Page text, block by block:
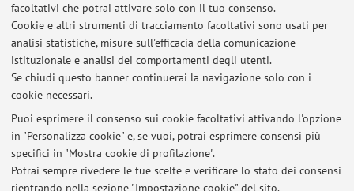
facoltativi che potrai attivare solo con il tuo consenso.
Cookie e altri strumenti di tracciamento facoltativi sono usati per
analisi statistiche, misure sull'efficacia della comunicazione
istituzionale e analisi dei comportamenti degli utenti.
Se chiudi questo banner continuerai la navigazione solo con i
cookie necessari.
Puoi esprimere il consenso sui cookie facoltativi attivando l'opzione
in "Personalizza cookie" e, se vuoi, potrai esprimere consensi più
specifici in "Mostra cookie di profilazione".
Potrai sempre rivedere le tue scelte e verificare lo stato dei consensi
rientrando nella sezione "Impostazione cookie" del sito.
Dipartimento di Scienze per la Qualità della Vita
Corso D'Augusto 237, Rimini -Vai alla mappa
Ultimi avvisi
Al momento non sono presenti avvisi.